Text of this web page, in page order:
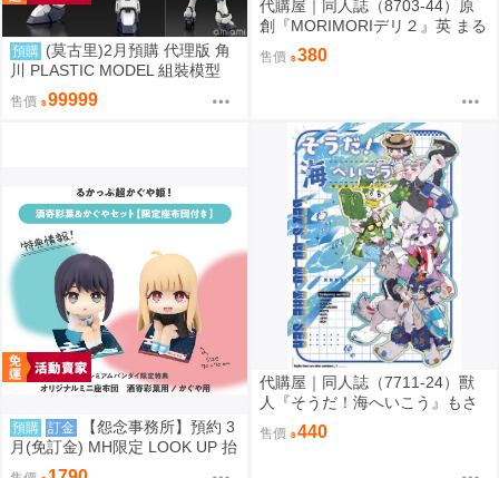
預購 (莫古里)2月預購 代理版 角
川 PLASTIC MODEL 組裝模型
驚爆危機 1/48 強弩兵 一般版 免
訂金
售價 99999
代購屋｜同人誌（8703-44）原
創『MORIMORIデリ２』英 まる
てん丼
售價 380
預購 訂金
【怨念事務所】預約 3
月(免訂金) MH限定 LOOK UP 抬
頭 超時空輝耀姬 輝耀&酒寄彩葉
代購屋｜同人誌（7711-24）獸
人『そうだ！海へいこう』もさ
パラレルワールド
售價 440